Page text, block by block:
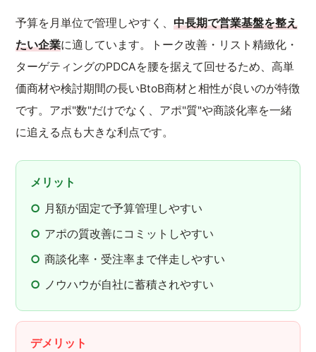
予算を月単位で管理しやすく、中長期で営業基盤を整え
たい企業に適しています。トーク改善・リスト精緻化・
ターゲティングのPDCAを腰を据えて回せるため、高単
価商材や検討期間の長いBtoB商材と相性が良いのが特徴
です。アポ"数"だけでなく、アポ"質"や商談化率を一緒
に追える点も大きな利点です。
メリット
月額が固定で予算管理しやすい
アポの質改善にコミットしやすい
商談化率・受注率まで伴走しやすい
ノウハウが自社に蓄積されやすい
デメリット